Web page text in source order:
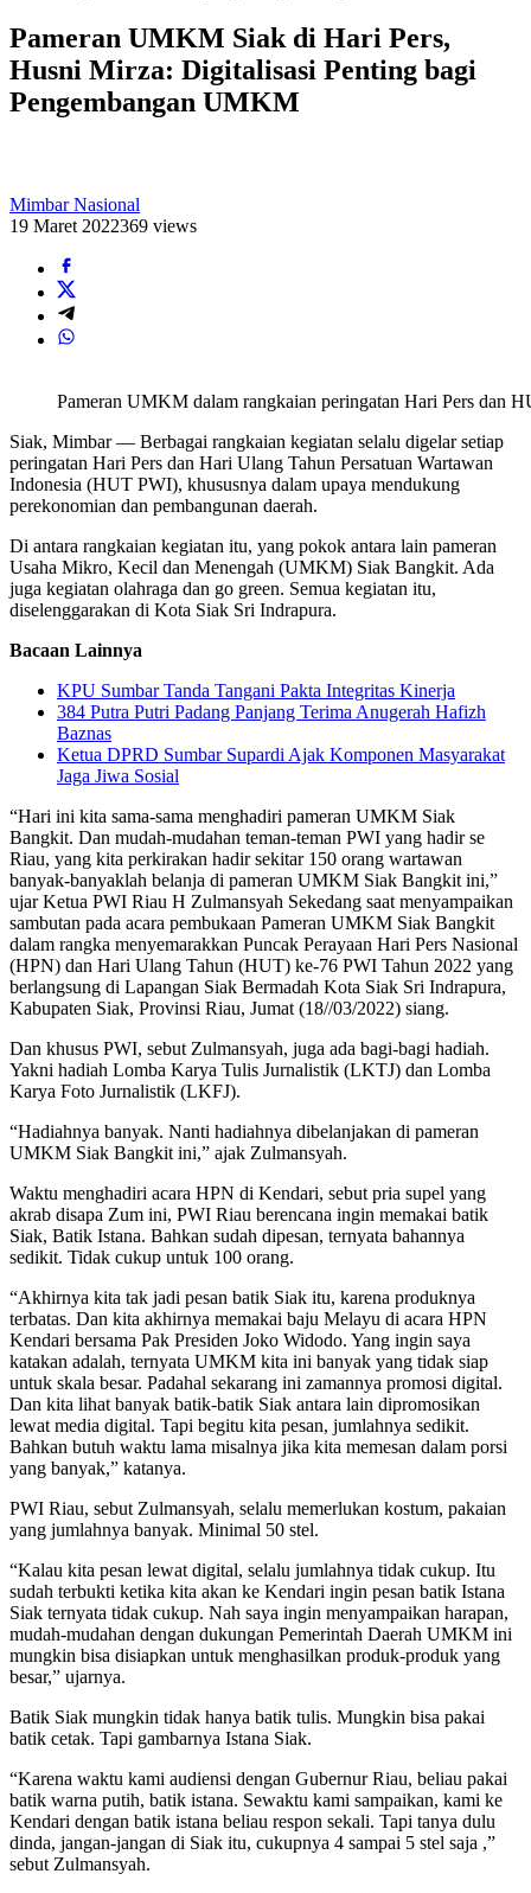
Pameran UMKM Siak di Hari Pers,
Husni Mirza: Digitalisasi Penting bagi
Pengembangan UMKM
Mimbar Nasional
19 Maret 2022369 views
Pameran UMKM dalam rangkaian peringatan Hari Pers dan
Siak, Mimbar — Berbagai rangkaian kegiatan selalu digelar setiap
peringatan Hari Pers dan Hari Ulang Tahun Persatuan Wartawan
Indonesia (HUT PWI), khususnya dalam upaya mendukung
perekonomian dan pembangunan daerah.
Di antara rangkaian kegiatan itu, yang pokok antara lain pameran
Usaha Mikro, Kecil dan Menengah (UMKM) Siak Bangkit. Ada
juga kegiatan olahraga dan go green. Semua kegiatan itu,
diselenggarakan di Kota Siak Sri Indrapura.
Bacaan Lainnya
KPU Sumbar Tanda Tangani Pakta Integritas Kinerja
384 Putra Putri Padang Panjang Terima Anugerah Hafizh
Baznas
Ketua DPRD Sumbar Supardi Ajak Komponen Masyarakat
Jaga Jiwa Sosial
“Hari ini kita sama-sama menghadiri pameran UMKM Siak
Bangkit. Dan mudah-mudahan teman-teman PWI yang hadir se
Riau, yang kita perkirakan hadir sekitar 150 orang wartawan
banyak-banyaklah belanja di pameran UMKM Siak Bangkit ini,”
ujar Ketua PWI Riau H Zulmansyah Sekedang saat menyampaikan
sambutan pada acara pembukaan Pameran UMKM Siak Bangkit
dalam rangka menyemarakkan Puncak Perayaan Hari Pers Nasional
(HPN) dan Hari Ulang Tahun (HUT) ke-76 PWI Tahun 2022 yang
berlangsung di Lapangan Siak Bermadah Kota Siak Sri Indrapura,
Kabupaten Siak, Provinsi Riau, Jumat (18//03/2022) siang.
Dan khusus PWI, sebut Zulmansyah, juga ada bagi-bagi hadiah.
Yakni hadiah Lomba Karya Tulis Jurnalistik (LKTJ) dan Lomba
Karya Foto Jurnalistik (LKFJ).
“Hadiahnya banyak. Nanti hadiahnya dibelanjakan di pameran
UMKM Siak Bangkit ini,” ajak Zulmansyah.
Waktu menghadiri acara HPN di Kendari, sebut pria supel yang
akrab disapa Zum ini, PWI Riau berencana ingin memakai batik
Siak, Batik Istana. Bahkan sudah dipesan, ternyata bahannya
sedikit. Tidak cukup untuk 100 orang.
“Akhirnya kita tak jadi pesan batik Siak itu, karena produknya
terbatas. Dan kita akhirnya memakai baju Melayu di acara HPN
Kendari bersama Pak Presiden Joko Widodo. Yang ingin saya
katakan adalah, ternyata UMKM kita ini banyak yang tidak siap
untuk skala besar. Padahal sekarang ini zamannya promosi digital.
Dan kita lihat banyak batik-batik Siak antara lain dipromosikan
lewat media digital. Tapi begitu kita pesan, jumlahnya sedikit.
Bahkan butuh waktu lama misalnya jika kita memesan dalam porsi
yang banyak,” katanya.
PWI Riau, sebut Zulmansyah, selalu memerlukan kostum, pakaian
yang jumlahnya banyak. Minimal 50 stel.
“Kalau kita pesan lewat digital, selalu jumlahnya tidak cukup. Itu
sudah terbukti ketika kita akan ke Kendari ingin pesan batik Istana
Siak ternyata tidak cukup. Nah saya ingin menyampaikan harapan,
mudah-mudahan dengan dukungan Pemerintah Daerah UMKM ini
mungkin bisa disiapkan untuk menghasilkan produk-produk yang
besar,” ujarnya.
Batik Siak mungkin tidak hanya batik tulis. Mungkin bisa pakai
batik cetak. Tapi gambarnya Istana Siak.
“Karena waktu kami audiensi dengan Gubernur Riau, beliau pakai
batik warna putih, batik istana. Sewaktu kami sampaikan, kami ke
Kendari dengan batik istana beliau respon sekali. Tapi tanya dulu
dinda, jangan-jangan di Siak itu, cukupnya 4 sampai 5 stel saja ,”
sebut Zulmansyah.